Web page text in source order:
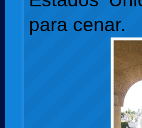
para cenar.